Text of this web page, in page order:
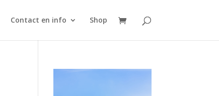
Contact en info Shop